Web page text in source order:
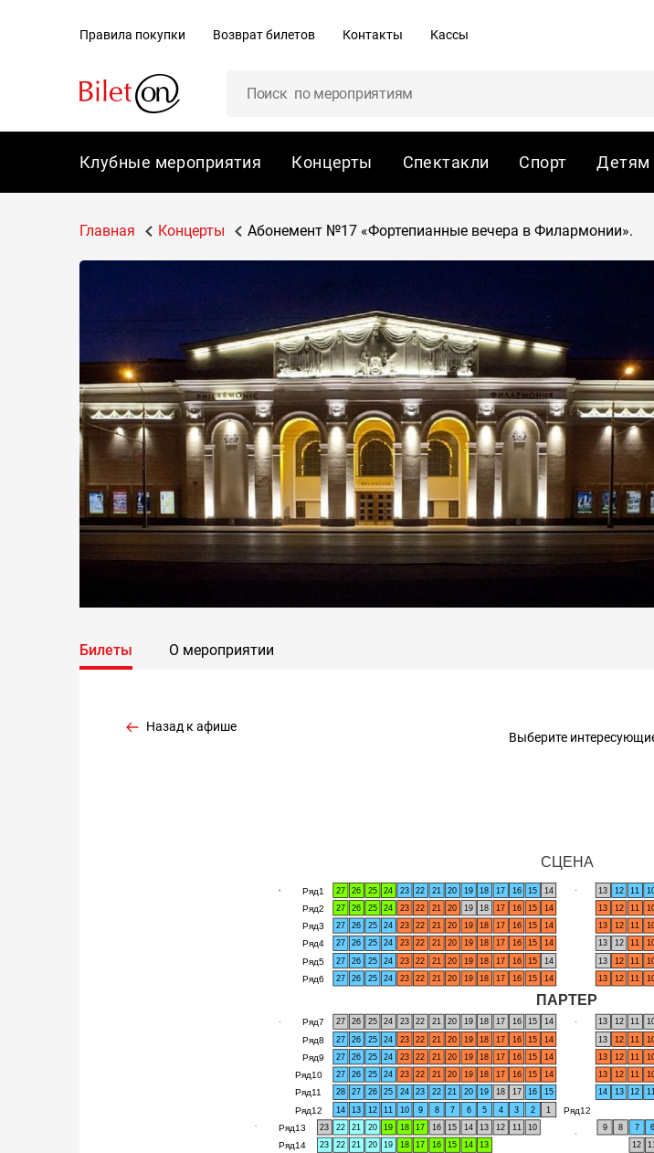
Правила покупки Возврат билетов Контакты Кассы
Клубные мероприятия Концерты Спектакли Спорт Детям
Главная Концерты Абонемент №17 «Фортепианные вечера в Филармонии».
Билеты О мероприятии
Назад к афише
Выберите
СЦЕНА
ПАРТЕР
Ряд1
Ряд2
Ряд3
Ряд4
Ряд5
Ряд6
Ряд7
Ряд8
Ряд9
Ряд10
Ряд11
Ряд12
Ряд12
Ряд13
Ряд14
27 26 25 24 23 22 21 20 19 18 17 16 15 14 13 12 11
27
26 25 24 23 22 21 20 19 18 17 16 15 14 13 12 11
27
26 25 24 23 22 21 20 19 18 17 16 15 14 13 12 11
27 26 25 24 23 22 21 20 19 18 17 16 15 14 13 12 11
27 26 25 24 23 22 21 20 19 18 17 16 15 14 13 12 11
27
26 25 24 23 22 21 20 19 18 17 16 15 14 13 12 11
27 26 25 24 23 22 21 20 19 18 17 16 15 14 13 12 11
27
26 25 24 23 22 21 20 19 18 17 16 15 14 13 12 11
27
26 25 24 23 22 21 20 19 18 17 16 15 14 13 12 11
27
26 25 24 23 22 21 20 19 18 17 16 15 14 13 12 11
28
27 26 25 24 23 22 21 20 19 18 17 16 15 14 13 12
14
13 12 11 10 9 8 7 6 5 4 3 2 1
23 22 21 20 19 18 17 16 15 14 13 12 11 10 9 8 7 6
23
22 21 20 19 18 17 16 15 14 13 12